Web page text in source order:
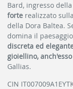
Bard, ingresso
forte realizzato sulla
della Dora Baltea.
domina il
discreta ed
gioiellino,
Gallias.
CIN